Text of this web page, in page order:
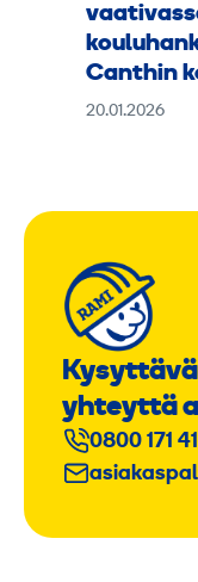
Canthin
20.01.2026
yhteyttä
0800 171